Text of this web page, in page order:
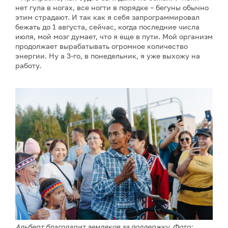
нет гула в ногах, все ногти в порядке – бегуны обычно
этим страдают. И так как я себя запрограммировал
бежать до 1 августа, сейчас, когда последние числа
июля, мой мозг думает, что я еще в пути. Мой организм
продолжает вырабатывать огромное количество
энергии. Ну а 3-го, в понедельник, я уже выхожу на
работу.